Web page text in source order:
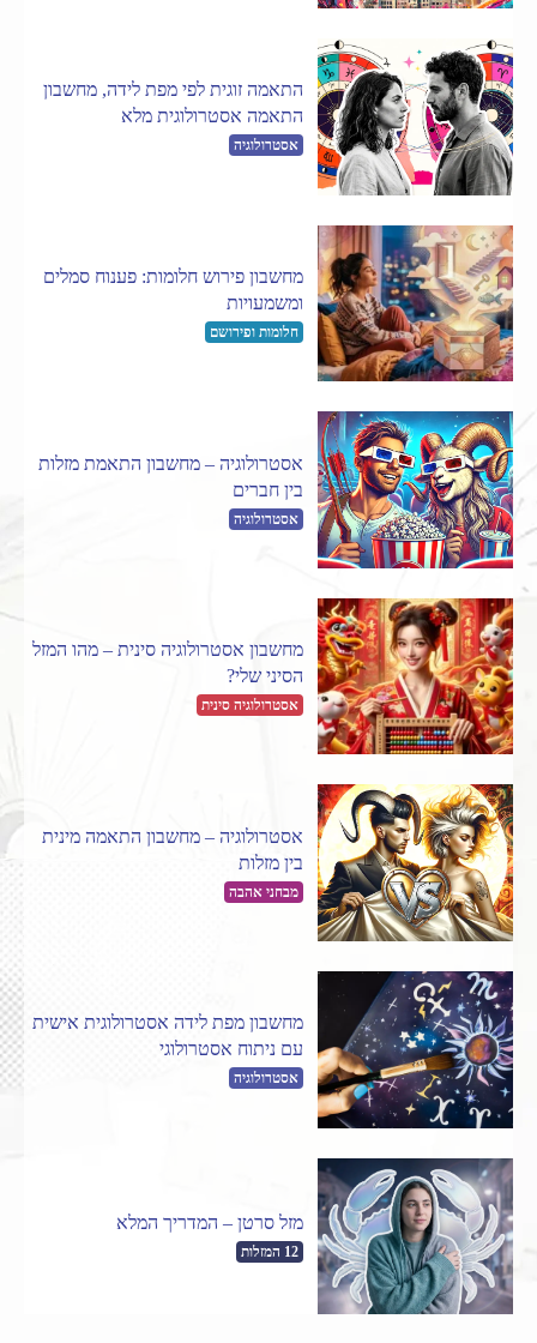
התאמה זוגית לפי מפת לידה, מחשבון
התאמה אסטרולוגית מלא
אסטרולוגיה
מחשבון פירוש חלומות: פענוח סמלים
ומשמעויות
חלומות ופירושם
אסטרולוגיה – מחשבון התאמת מזלות
בין חברים
אסטרולוגיה
מחשבון אסטרולוגיה סינית – מהו המזל
הסיני שלי?
אסטרולוגיה סינית
אסטרולוגיה – מחשבון התאמה מינית
בין מזלות
מבחני אהבה
מחשבון מפת לידה אסטרולוגית אישית
עם ניתוח אסטרולוגי
אסטרולוגיה
מזל סרטן – המדריך המלא
12 המזלות